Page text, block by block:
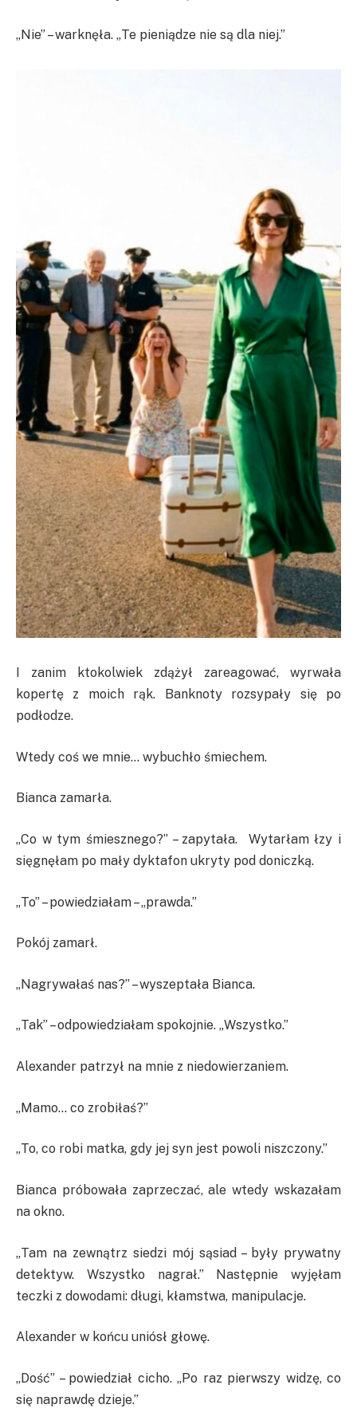
„Nie” – warknęła. „Te pieniądze nie są dla niej.”
I zanim ktokolwiek zdążył zareagować, wyrwała
kopertę z moich rąk. Banknoty rozsypały się po
podłodze.
Wtedy coś we mnie… wybuchło śmiechem.
Bianca zamarła.
„Co w tym śmiesznego?” – zapytała. Wytarłam łzy i
sięgnęłam po mały dyktafon ukryty pod doniczką.
„To” – powiedziałam – „prawda.”
Pokój zamarł.
„Nagrywałaś nas?” – wyszeptała Bianca.
„Tak” – odpowiedziałam spokojnie. „Wszystko.”
Alexander patrzył na mnie z niedowierzaniem.
„Mamo… co zrobiłaś?”
„To, co robi matka, gdy jej syn jest powoli niszczony.”
Bianca próbowała zaprzeczać, ale wtedy wskazałam
na okno.
„Tam na zewnątrz siedzi mój sąsiad – były prywatny
detektyw. Wszystko nagrał.” Następnie wyjęłam
teczki z dowodami: długi, kłamstwa, manipulacje.
Alexander w końcu uniósł głowę.
„Dość” – powiedział cicho. „Po raz pierwszy widzę, co
się naprawdę dzieje.”